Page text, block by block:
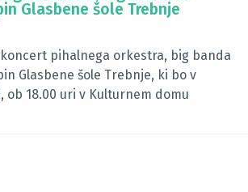
Glasbene šole Trebnje
pihalnega orkestra, big banda
Glasbene šole Trebnje, ki bo v
ob 18.00 uri v Kulturnem domu